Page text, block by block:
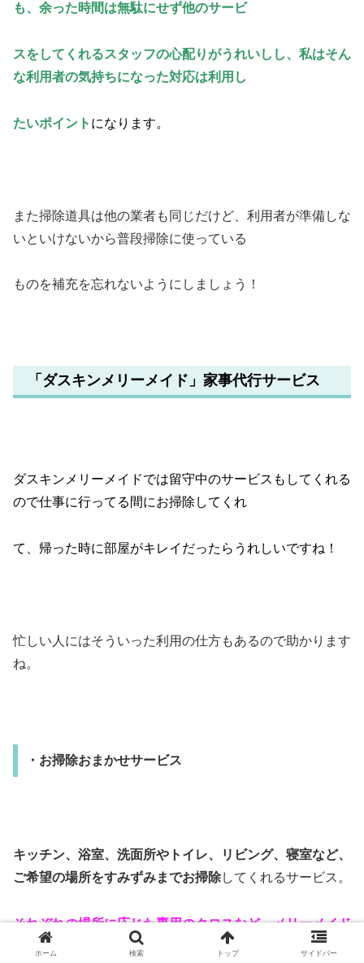
も、余った時間は無駄にせず他のサービ
スをしてくれるスタッフの心配りがうれいしし、私はそん
な利用者の気持ちになった対応は利用し
たいポイント になります。
また掃除道具は他の業者も同じだけど、利用者が準備しな
いといけないから普段掃除に使っている
ものを補充を忘れないようにしましょう！
「ダスキンメリーメイド」家事代行サービス
ダスキンメリーメイドでは留守中のサービスもしてくれる
ので仕事に行ってる間にお掃除してくれ
て、帰った時に部屋がキレイだったらうれしいですね！
忙しい人にはそういった利用の仕方もあるので助かります
ね。
・お掃除おまかせサービス
キッチン、浴室、洗面所やトイレ、リビング、寝室など、
ご希望の場所をすみずみまでお掃除してくれるサービス。
それぞれの場所に応じた専用のクロスなど、メリーメイド
オリジナルのお掃除道具を持参
します。
ホーム 検索 トップ サイドバー